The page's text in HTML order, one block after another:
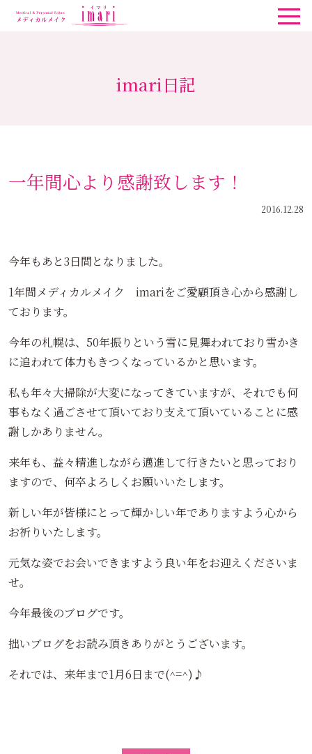
imari日記
一年間心より感謝致します！
2016.12.28
今年もあと3日間となりました。
1年間メディカルメイク imariをご愛顧頂き心から感謝し
ております。
今年の札幌は、50年振りという雪に見舞われており雪かき
に追われて体力もきつくなっているかと思います。
私も年々大掃除が大変になってきていますが、それでも何
事もなく過ごさせて頂いており支えて頂いていることに感
謝しかありません。
来年も、益々精進しながら邁進して行きたいと思っており
ますので、何卒よろしくお願いいたします。
新しい年が皆様にとって輝かしい年でありますよう心から
お祈りいたします。
元気な姿でお会いできますよう良い年をお迎えくださいま
せ。
今年最後のブログです。
拙いブログをお読み頂きありがとうございます。
それでは、来年まで1月6日まで(^=^)♪